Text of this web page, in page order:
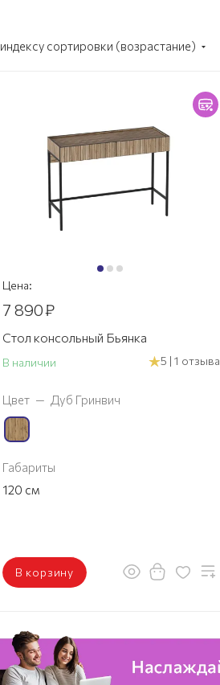
сортировки (возрастание)
Цена:
7 890₽
Стол консольный Бьянка
В наличии 5 | 1 отзыва
Цвет — Дуб Гринвич
Габариты
120 см
В корзину